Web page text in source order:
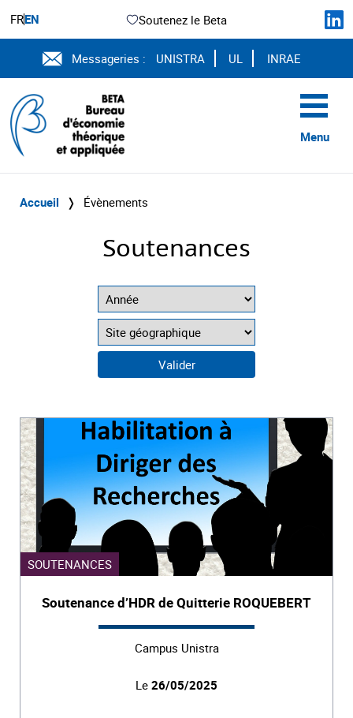
FREN Soutenez le Beta
Messageries : UNISTRA UL INRAE
Menu
Accueil ❭ Évènements
Soutenances
SOUTENANCES
Soutenance d’HDR de Quitterie ROQUEBERT
Campus Unistra
Le 26/05/2025